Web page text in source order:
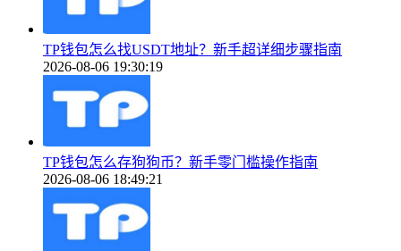
TP钱包怎么找USDT地址？新手超详细步骤指南
2026-08-06 19:30:19
TP钱包怎么存狗狗币？新手零门槛操作指南
2026-08-06 18:49:21